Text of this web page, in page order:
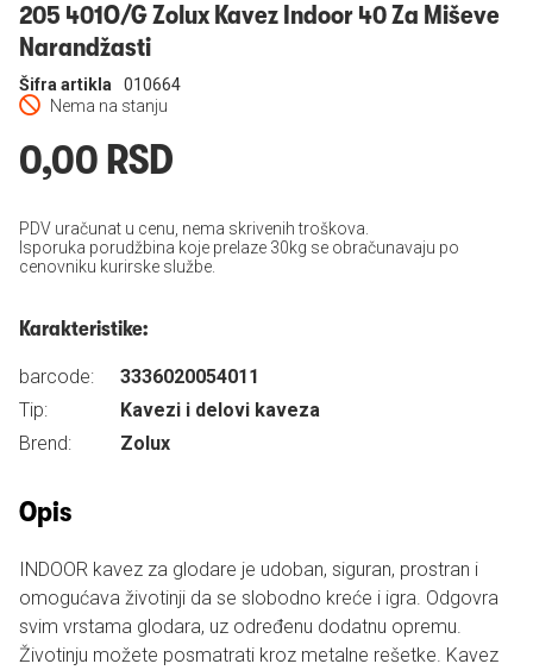
205 401O/G Zolux Kavez Indoor 40 Za Miševe
Narandžasti
Nema na stanju
Šifra artikla 010664
0,00 RSD
PDV uračunat u cenu, nema skrivenih troškova.
Isporuka porudžbina koje prelaze 30kg se obračunavaju po
cenovniku kurirske službe.
Karakteristike:
barcode:
3336020054011
Tip:
Kavezi i delovi kaveza
Brend:
Zolux
Opis
INDOOR kavez za glodare je udoban, siguran, prostran i
omogućava životinji da se slobodno kreće i igra. Odgovra
svim vrstama glodara, uz određenu dodatnu opremu.
Životinju možete posmatrati kroz metalne rešetke. Kavez